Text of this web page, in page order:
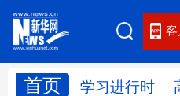
客
首页 学习进行时网站